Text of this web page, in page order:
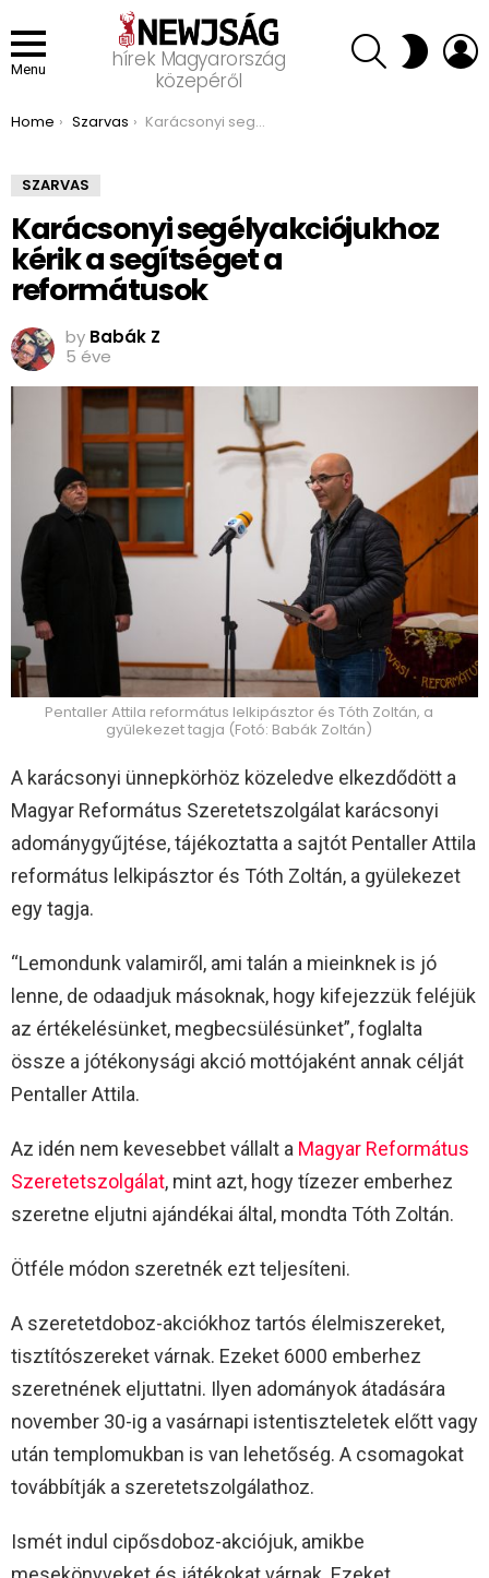
Menu
hírek Magyarország
közepéről
SEARCH SWITCH
SKIN
You are here:
Home Szarvas Karácsonyi segélyakciójukhoz kérik a segítséget a reformátusok
SZARVAS
Karácsonyi segélyakciójukhoz
kérik a segítséget a
reformátusok
by Babák Z
5 éve
Pentaller Attila református lelkipásztor és Tóth Zoltán, a
gyülekezet tagja (Fotó: Babák Zoltán)
A karácsonyi ünnepkörhöz közeledve elkezdődött a
Magyar Református Szeretetszolgálat karácsonyi
adománygyűjtése, tájékoztatta a sajtót Pentaller Attila
református lelkipásztor és Tóth Zoltán, a gyülekezet
egy tagja.
“Lemondunk valamiről, ami talán a mieinknek is jó
lenne, de odaadjuk másoknak, hogy kifejezzük feléjük
az értékelésünket, megbecsülésünket”, foglalta
össze a jótékonysági akció mottójaként annak célját
Pentaller Attila.
Az idén nem kevesebbet vállalt a Magyar Református
Szeretetszolgálat, mint azt, hogy tízezer emberhez
szeretne eljutni ajándékai által, mondta Tóth Zoltán.
Ötféle módon szeretnék ezt teljesíteni.
A szeretetdoboz-akciókhoz tartós élelmiszereket,
tisztítószereket várnak. Ezeket 6000 emberhez
szeretnének eljuttatni. Ilyen adományok átadására
november 30-ig a vasárnapi istentiszteletek előtt vagy
után templomukban is van lehetőség. A csomagokat
továbbítják a szeretetszolgálathoz.
Ismét indul cipősdoboz-akciójuk, amikbe